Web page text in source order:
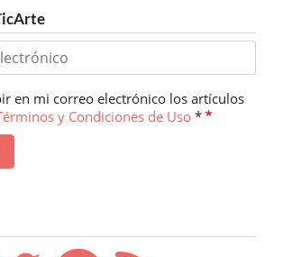
en mi correo electrónico los artículos
y Condiciones de Uso *